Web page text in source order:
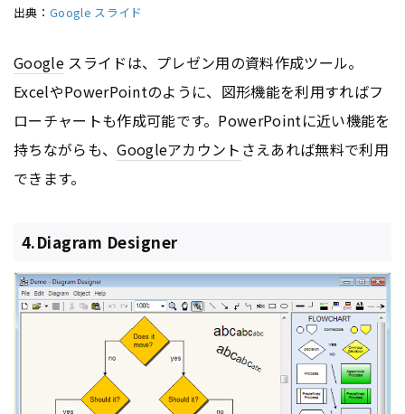
出典： Google スライド
Googleスライドは、プレゼン用の資料作成ツール。
ExcelやPowerPointのように、図形機能を利用すればフ
ローチャートも作成可能です。PowerPointに近い機能を
持ちながらも、Googleアカウント さえあれば無料で利用
できます。
4.Diagram Designer